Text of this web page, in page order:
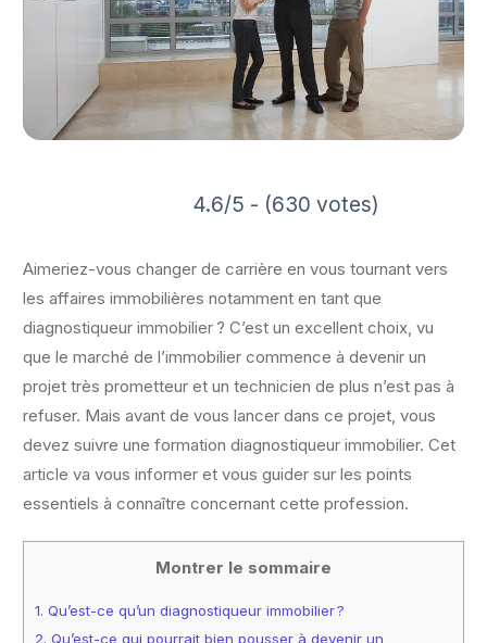
4.6/5 - (630 votes)
Aimeriez-vous changer de carrière en vous tournant vers
les affaires immobilières notamment en tant que
diagnostiqueur immobilier ? C’est un excellent choix, vu
que le marché de l’immobilier commence à devenir un
projet très prometteur et un technicien de plus n’est pas à
refuser. Mais avant de vous lancer dans ce projet, vous
devez suivre une formation diagnostiqueur immobilier. Cet
article va vous informer et vous guider sur les points
essentiels à connaître concernant cette profession.
Montrer le sommaire
1. Qu’est-ce qu’un diagnostiqueur immobilier ?
2. Qu’est-ce qui pourrait bien pousser à devenir un